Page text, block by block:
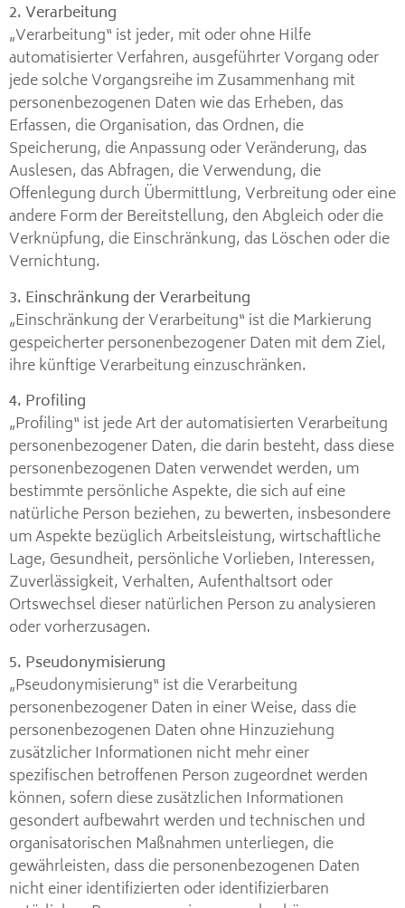
2. Verarbeitung
„Verarbeitung“ ist jeder, mit oder ohne Hilfe
automatisierter Verfahren, ausgeführter Vorgang oder
jede solche Vorgangsreihe im Zusammenhang mit
personenbezogenen Daten wie das Erheben, das
Erfassen, die Organisation, das Ordnen, die
Speicherung, die Anpassung oder Veränderung, das
Auslesen, das Abfragen, die Verwendung, die
Offenlegung durch Übermittlung, Verbreitung oder eine
andere Form der Bereitstellung, den Abgleich oder die
Verknüpfung, die Einschränkung, das Löschen oder die
Vernichtung.
3. Einschränkung der Verarbeitung
„Einschränkung der Verarbeitung“ ist die Markierung
gespeicherter personenbezogener Daten mit dem Ziel,
ihre künftige Verarbeitung einzuschränken.
4. Profiling
„Profiling“ ist jede Art der automatisierten Verarbeitung
personenbezogener Daten, die darin besteht, dass diese
personenbezogenen Daten verwendet werden, um
bestimmte persönliche Aspekte, die sich auf eine
natürliche Person beziehen, zu bewerten, insbesondere
um Aspekte bezüglich Arbeitsleistung, wirtschaftliche
Lage, Gesundheit, persönliche Vorlieben, Interessen,
Zuverlässigkeit, Verhalten, Aufenthaltsort oder
Ortswechsel dieser natürlichen Person zu analysieren
oder vorherzusagen.
5. Pseudonymisierung
„Pseudonymisierung“ ist die Verarbeitung
personenbezogener Daten in einer Weise, dass die
personenbezogenen Daten ohne Hinzuziehung
zusätzlicher Informationen nicht mehr einer
spezifischen betroffenen Person zugeordnet werden
können, sofern diese zusätzlichen Informationen
gesondert aufbewahrt werden und technischen und
organisatorischen Maßnahmen unterliegen, die
gewährleisten, dass die personenbezogenen Daten
nicht einer identifizierten oder identifizierbaren